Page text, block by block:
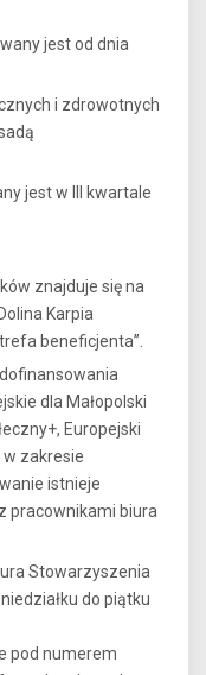
jest od dnia
i zdrowotnych
jest w III kwartale
znajduje się na
Karpia
beneficjenta”.
dla Małopolski
Europejski
w zakresie
istnieje
pracownikami biura
Stowarzyszenia
do piątku
pod numerem